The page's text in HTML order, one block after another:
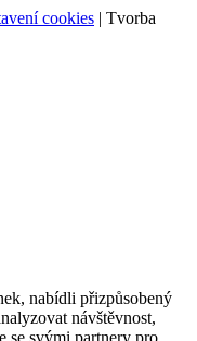
cookies | Tvorba
nabídli přizpůsobený
návštěvnost,
se svými partnery pro